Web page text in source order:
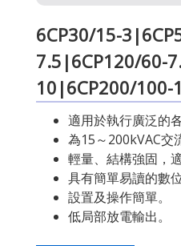
6CP30/15-
7.5|6CP120/60-
10|6CP200/100-
適用於執行廣泛的
為15～200kVAC交
輕量、結構強固，
具有簡單易讀的數
設置及操作簡單。
低局部放電輸出。